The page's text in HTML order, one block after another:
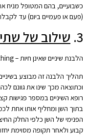
כשבועיים, בהם המטופל מניח
(פעם או פעמיים ביום) עד לקבלת
3. שילוב של
הלבנת שיניים שאינן חיות – Non vital bleaching
תהליך הלבנה זה מבוצע
וכתוצאה מכך שינו את גוונם
רופא השיניים במספר פגישות
בתוך השן ומחליף אותו אחת
הפנימי של השן כלפי החלק
קבוע ולאחר תקופה מסוימת